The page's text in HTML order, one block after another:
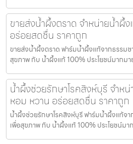
ขายส่งน้ำผึ้งตราด จำหน่ายน้ำผึ้
อร่อยสดชื่น ราคาถูก
ขายส่งน้ำผึ้งตราด ฟาร์มน้ำผึ้งแท้จากธรรม
สุขภาพ กับ น้ำผึ้งแท้ 100% ประโยชน์มากม
น้ำผึ้งช่วยรักษาโรคสิงห์บุรี จำห
หอม หวาน อร่อยสดชื่น ราคาถูก
น้ำผึ้งช่วยรักษาโรคสิงห์บุรี ฟาร์มน้ำผึ้งแท้จ
เพื่อสุขภาพ กับ น้ำผึ้งแท้ 100% ประโยชน์มา